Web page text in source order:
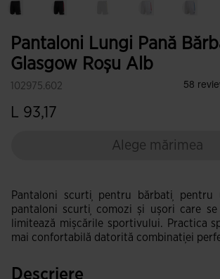
Pantaloni Lungi Pană
Glasgow Roșu Alb
102975.602
L 93,17
Alege mărimea
Pantaloni scurți pentru bărbați pentru
pantaloni scurți comozi și ușori care se
limitează mișcările sportivului. Practica
mai confortabilă datorită combinației
Descriere